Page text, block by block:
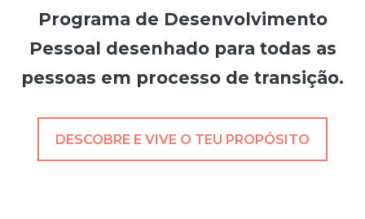
Programa de Desenvolvimento
Pessoal desenhado para todas as
pessoas em processo de transição.
DESCOBRE E VIVE O TEU PROPÓSITO